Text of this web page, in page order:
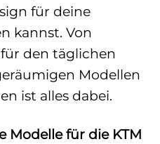
für deine
kannst. Von
den täglichen
Modellen
ist alles dabei.
Modelle für die KTM